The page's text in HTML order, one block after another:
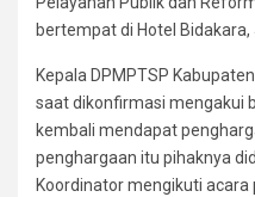
bertempat di Hotel
Kepala DPMPTSP
saat dikonfirmasi mengakui
kembali mendapat
penghargaan itu pihaknya
Koordinator mengikuti